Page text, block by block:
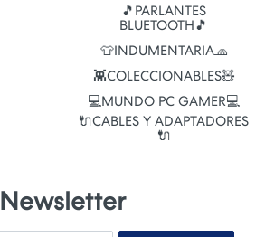
🎵PARLANTES
BLUETOOTH🎵
👕INDUMENTARIA🧢
👾COLECCIONABLES🧸
💻MUNDO PC GAMER💻
🔌CABLES Y ADAPTADORES
🔌
Newsletter